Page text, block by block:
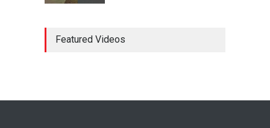
contra mujeres
Featured Videos